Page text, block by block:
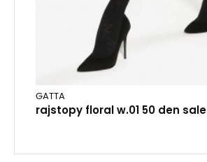
GATTA
rajstopy floral w.01 50 den sale